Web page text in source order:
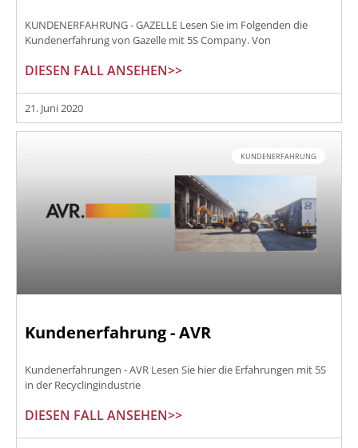
KUNDENERFAHRUNG - GAZELLE Lesen Sie im Folgenden die
Kundenerfahrung von Gazelle mit 5S Company. Von
DIESEN FALL ANSEHEN>>
21. Juni 2020
KUNDENERFAHRUNG
Kundenerfahrung - AVR
Kundenerfahrungen - AVR Lesen Sie hier die Erfahrungen mit 5S
in der Recyclingindustrie
DIESEN FALL ANSEHEN>>